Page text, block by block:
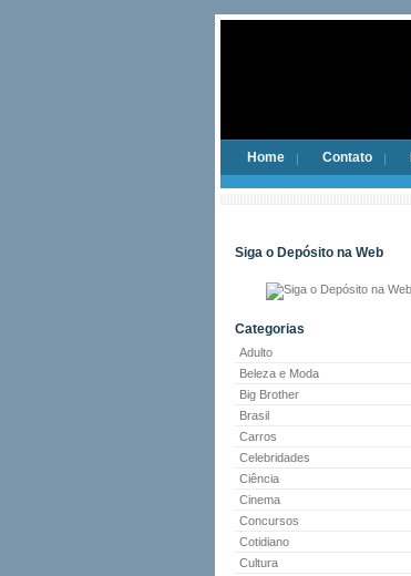
Home Contato
Siga o Depósito na Web
Categorias
Adulto
Beleza e Moda
Big Brother
Brasil
Carros
Celebridades
Ciência
Cinema
Concursos
Cotidiano
Cultura